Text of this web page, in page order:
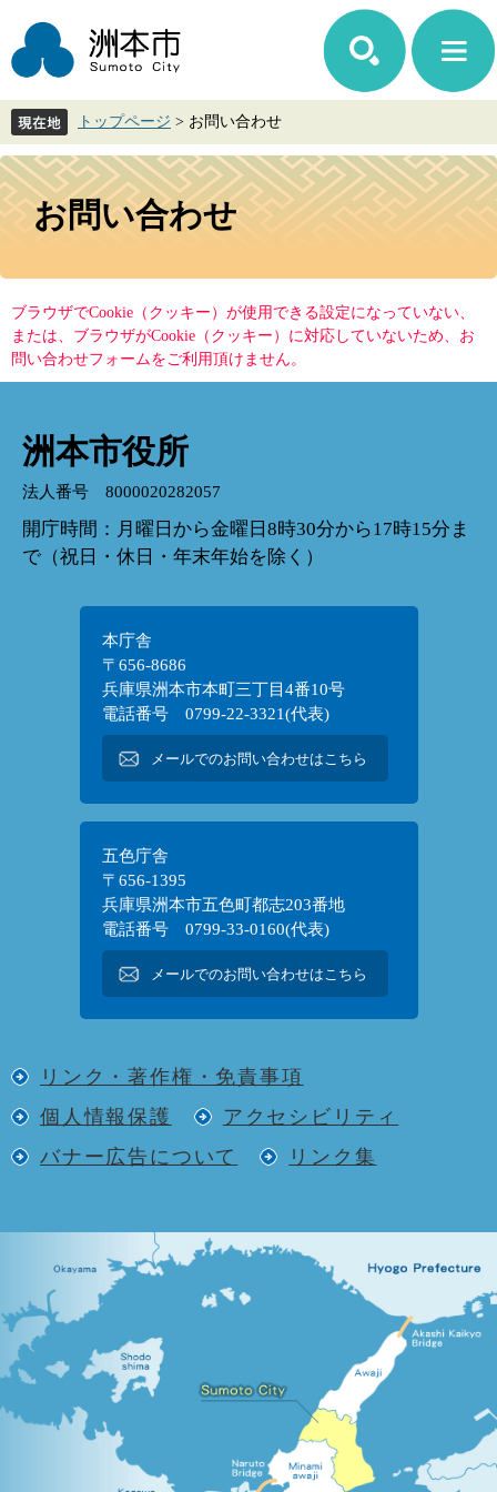
ジ
先
で
す。
ュ
を
ば
し
て
トップページ > お問い合わせ
本
文
お問い合わせ
ブラウザでCookie（クッキー）が使用できる設定になっていない、
または、ブラウザがCookie（クッキー）に対応していないため、お
問い合わせフォームをご利用頂けません。
洲本市役所
法人番号 8000020282057
開庁時間：月曜日から金曜日8時30分から17時15分ま
で（祝日・休日・年末年始を除く）
本庁舎
〒656-8686
兵庫県洲本市本町三丁目4番10号
電話番号 0799-22-3321(代表)
メールでのお問い合わせはこちら
五色庁舎
〒656-1395
兵庫県洲本市五色町都志203番地
電話番号 0799-33-0160(代表)
メールでのお問い合わせはこちら
リンク・著作権・免責事項
個人情報保護
アクセシビリティ
バナー広告について
リンク集